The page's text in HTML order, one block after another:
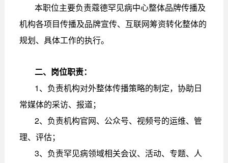
本职位主要负责蔻德罕见病中心整体品牌传播及
机构各项目传播及品牌宣传、互联网筹资转化整体的
规划、具体工作的执行。
二、岗位职责：
1、负责机构对外整体传播策略的制定，协助日
常媒体的采访、报道；
2、负责机构官网、公众号、视频号的运维、管
理、评估；
3、负责罕见病领域相关会议、活动、专题、人